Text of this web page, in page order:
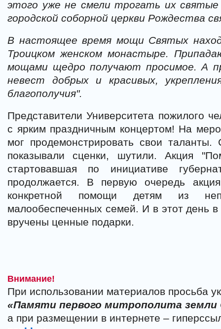
этого уже не смели трогать их святые
городской соборной церкви Рождества
В настоящее время мощи Святых
Троицком женском монастыре.
мощами щедро получают просимое. А
невест добрых и красивых,
благополучия".
Представители Университета пожилого
с ярким праздничным концертом! На
мог продемонстрировать свои таланты.
показывали сценки, шутили. Акция
стартовавшая по инициативе
продолжается. В первую очередь
конкретной помощи детям из
малообеспеченных семей. И в этот день
вручены ценные подарки.
Внимание!
При использовании материалов просьба
«Памяти первого митрополита земли
а при размещении в интернете –